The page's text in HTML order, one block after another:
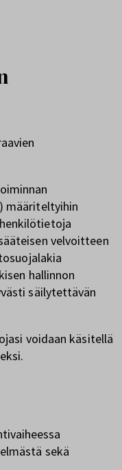
määriteltyihin
velvoitteen
hallinnon
säilytettävän
voidaan käsitellä
sekä